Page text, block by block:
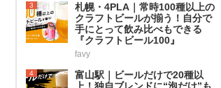
3
札幌・4PLA｜常時100種以上の
クラフトビールが揃う！自分で
手にとって飲み比べもできる
『クラフトビール100』
favy
4
富山駅｜ビールだけで20種以
上！独自ブレンドに“泡だけ”も